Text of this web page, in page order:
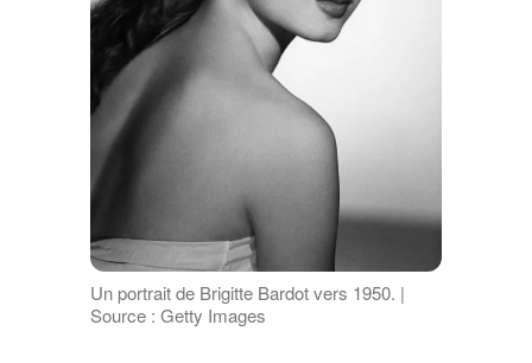
Un portrait de Brigitte Bardot vers 1950. |
Source : Getty Images